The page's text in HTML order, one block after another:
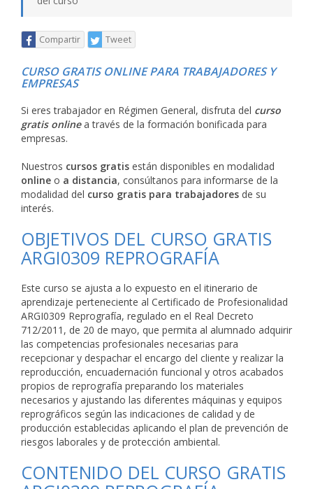
Compartir Tweet
CURSO GRATIS ONLINE PARA TRABAJADORES Y
EMPRESAS
Si eres trabajador en Régimen General, disfruta del curso
gratis onlinea través de la formación bonificada para
empresas.
Nuestros cursos gratis están disponibles en modalidad
online o a distancia, consúltanos para informarse de la
modalidad del curso gratis para trabajadores de su
interés.
OBJETIVOS DEL CURSO GRATIS
ARGI0309 REPROGRAFÍA
Este curso se ajusta a lo expuesto en el itinerario de
aprendizaje perteneciente al Certificado de Profesionalidad
ARGI0309 Reprografía, regulado en el Real Decreto
712/2011, de 20 de mayo, que permita al alumnado adquirir
las competencias profesionales necesarias para
recepcionar y despachar el encargo del cliente y realizar la
reproducción, encuadernación funcional y otros acabados
propios de reprografía preparando los materiales
necesarios y ajustando las diferentes máquinas y equipos
reprográficos según las indicaciones de calidad y de
producción establecidas aplicando el plan de prevención de
riesgos laborales y de protección ambiental.
CONTENIDO DEL CURSO GRATIS